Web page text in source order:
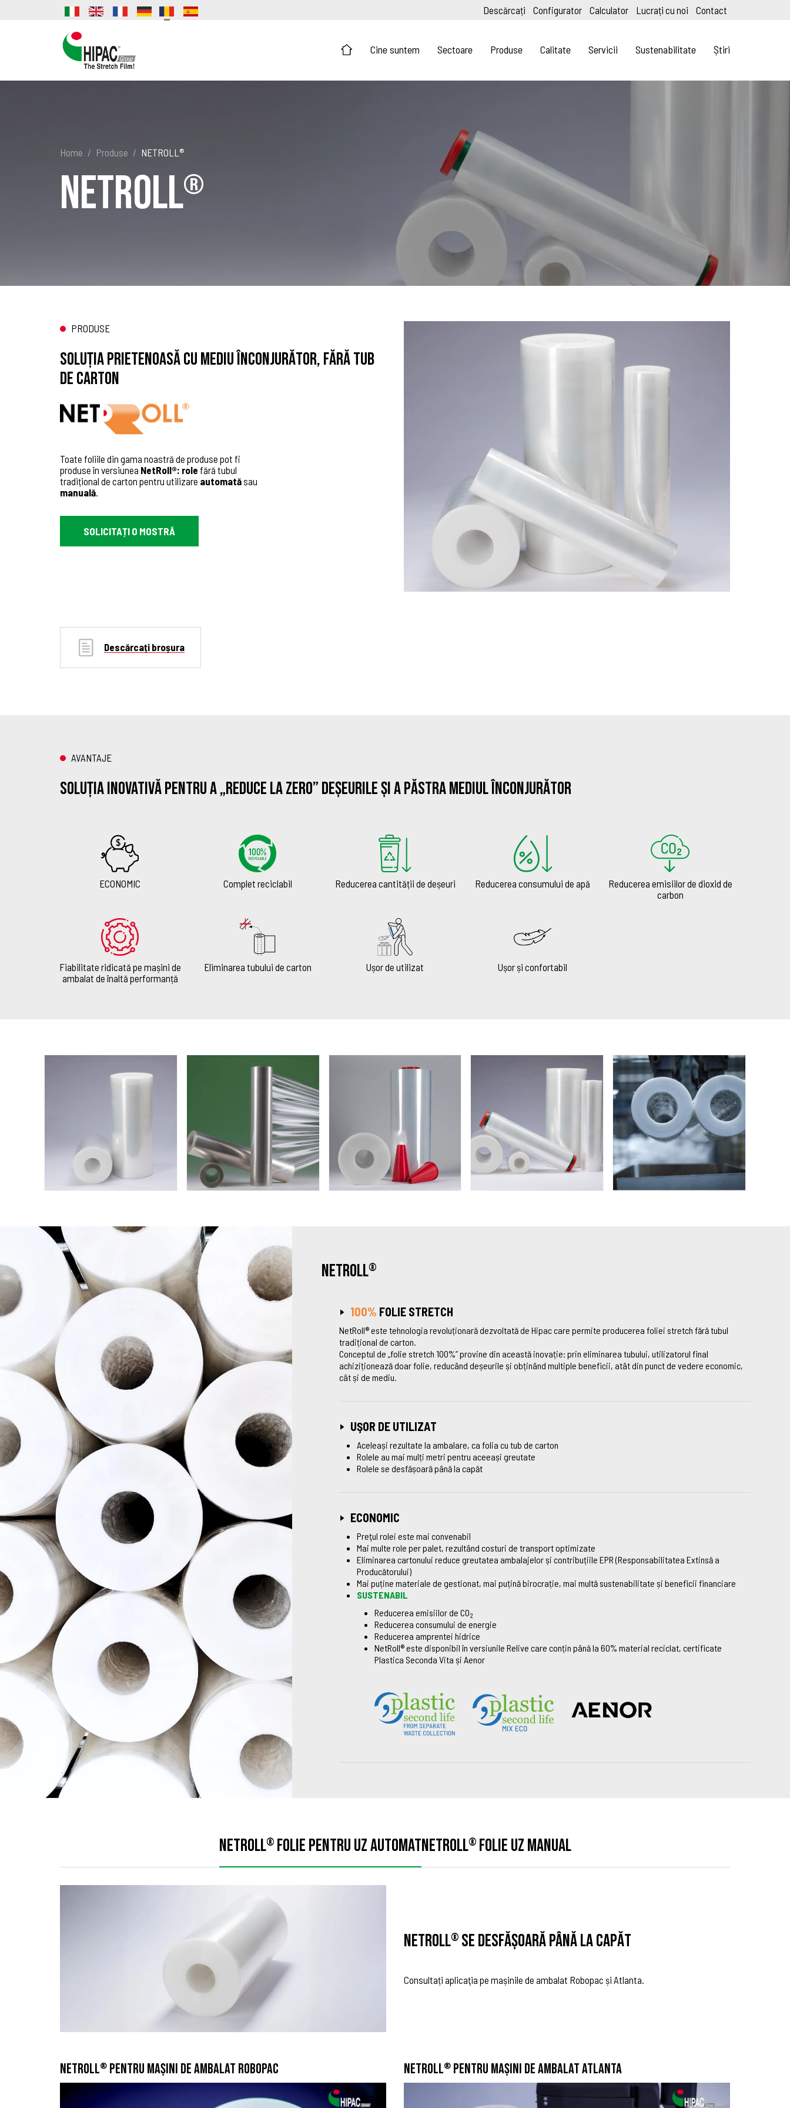
Descărcați Configurator Calculator Lucrați cu noi Contact
Cine suntem Sectoare Produse Calitate Servicii Sustenabilitate Știri
Home Produse NETROLL®
NETROLL®
PRODUSE
SOLUŢIA PRIETENOASĂ CU MEDIU ÎNCONJURĂTOR, FĂRĂ TUB
DE CARTON
Toate foliile din gama noastră de produse pot fi
produse în versiunea NetRoll®: role fără tubul
tradițional de carton pentru utilizare automatăsau
manuală.
SOLICITAȚI O MOSTRĂ
Descărcați broșura
AVANTAJE
SOLUȚIA INOVATIVĂ PENTRU A „REDUCE LA ZERO” DEȘEURILE ȘI A PĂSTRA MEDIUL ÎNCONJURĂTOR
ECONOMIC Complet reciclabil Reducerea cantității de deșeuri Reducerea consumului de apă
Reducerea emisiilor de dioxid de
carbon
Fiabilitate ridicată pe mașini de
ambalat de înaltă performanță
Eliminarea tubului de carton Ușor de utilizat Ușor și confortabil
NETROLL®
100% FOLIE STRETCH
NetRoll® este tehnologia revoluționară dezvoltată de Hipac care permite producerea foliei stretch fără tubul
tradițional de carton.
Conceptul de „folie stretch 100%” provine din această inovație: prin eliminarea tubului, utilizatorul final
achiziționează doar folie, reducând deșeurile și obținând multiple beneficii, atât din punct de vedere economic,
cât și de mediu.
UŞOR DE UTILIZAT
Aceleași rezultate la ambalare, ca folia cu tub de carton
Rolele au mai mulți metri pentru aceeași greutate
Rolele se desfășoară până la capăt
ECONOMIC
Preţul rolei este mai convenabil
Mai multe role per palet, rezultând costuri de transport optimizate
Eliminarea cartonului reduce greutatea ambalajelor și contribuțiile EPR (Responsabilitatea Extinsă a
Producătorului)
Mai puține materiale de gestionat, mai puțină birocrație, mai multă sustenabilitate și beneficii financiare
SUSTENABIL
Reducerea emisiilor de CO2
Reducerea consumului de energie
Reducerea amprentei hidrice
NetRoll® este disponibil în versiunile Relive care conțin până la 60% material reciclat, certificate
Plastica Seconda Vita și Aenor
NETROLL®FOLIE PENTRU UZ AUTOMATNETROLL®FOLIE UZ MANUAL
NETROLL® SE DESFĂŞOARĂ PÂNĂ LA CAPĂT
Consultați aplicaţia pe mașinile de ambalat Robopac și Atlanta.
NETROLL® PENTRU MAŞINI DE AMBALAT ROBOPAC NETROLL® PENTRU MAŞINI DE AMBALAT ATLANTA